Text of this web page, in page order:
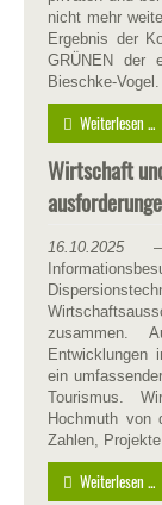
nicht mehr
Ergebnis der
GRÜNEN der
Bieschke-Vogel.
Weiterlesen ...
Wirtschaft
16.10.2025 –
zusammen.
Entwicklungen
ein
Tourismus.
Hochmuth von
Zahlen,
Weiterlesen ...